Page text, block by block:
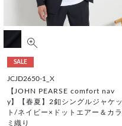
SALE
JCJD2650-1_X
【JOHN PEARSE comfort nav
y】【春夏】2釦シングルジャケッ
ト/ネイビー×ドットエアー＆カラ
ミ織り